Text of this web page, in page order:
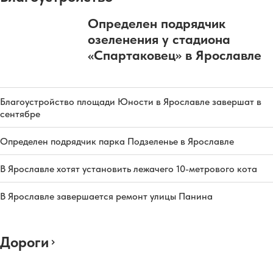
Определен подрядчик
озеленения у стадиона
«Спартаковец» в Ярославле
Благоустройство площади Юности в Ярославле завершат в
сентябре
Определен подрядчик парка Подзеленье в Ярославле
В Ярославле хотят установить лежачего 10-метрового кота
В Ярославле завершается ремонт улицы Панина
Дороги